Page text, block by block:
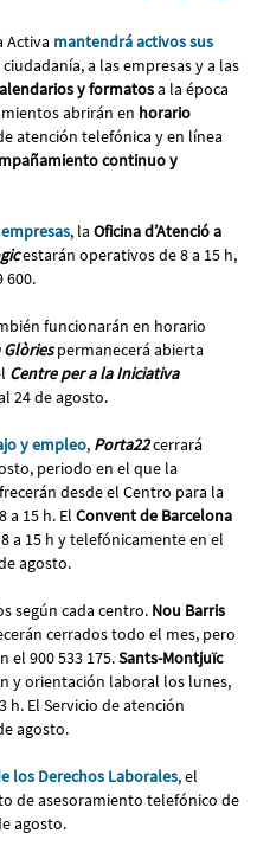
Activa mantendrá activos sus
a las empresas y a las
y formatosa la época
abrirán en horario
atención telefónica y en línea
continuo y
, la Oficina d’Atenció a
estarán operativos de 8 a 15 h,
600.
funcionarán en horario
permanecerá abierta
Centre per a la Iniciativa
24 de agosto.
y empleo, Porta22cerrará
periodo en el que la
desde el Centro para la
a 15 h. El Convent de Barcelona
a 15 h y telefónicamente en el
agosto.
según cada centro. Nou Barris
cerrados todo el mes, pero
el 900 533 175.Sants-Montjuïc
y orientación laboral los lunes,
h. El Servicio de atención
agosto.
los Derechos Laborales, el
de asesoramiento telefónico de
agosto.